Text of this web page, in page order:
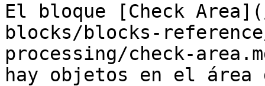
El bloque [Check
blocks/blocks-
processing/check-
hay objetos en el